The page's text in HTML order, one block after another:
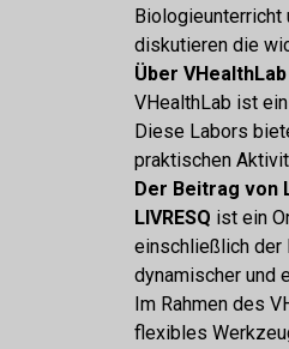
Biologieunterricht
diskutieren die
Über VHealthLab
VHealthLab ist
Diese Labors
praktischen
Der Beitrag von
LIVRESQ ist ein
einschließlich der
dynamischer und
Im Rahmen des
flexibles